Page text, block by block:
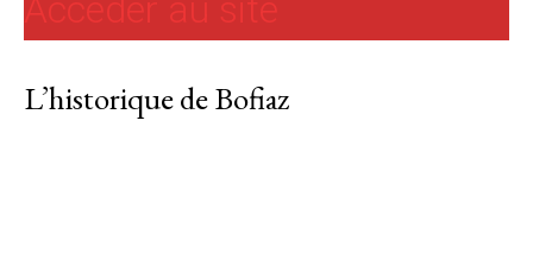
Acceder au site
L’historique de Bofiaz